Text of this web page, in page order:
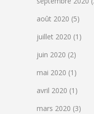
août 2020 (5)
juillet 2020 (1)
juin 2020 (2)
mai 2020 (1)
avril 2020 (1)
mars 2020 (3)